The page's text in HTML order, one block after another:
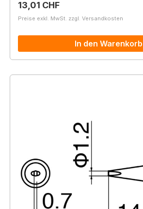
Regulärer Preis:
13,01 CHF
Preise exkl. MwSt. zzgl. Versandkosten
In den Warenkorb